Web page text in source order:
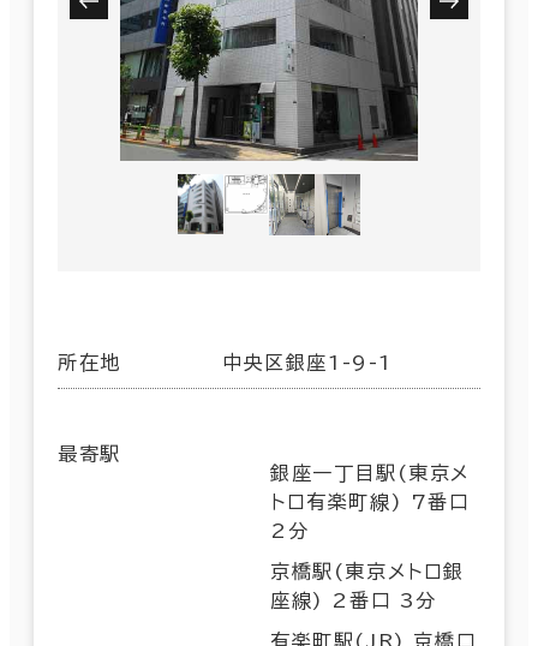
所在地 中央区銀座1-9-1
最寄駅
銀座一丁目駅(東京メ
トロ有楽町線) 7番口
2分
京橋駅(東京メトロ銀
座線) 2番口 3分
有楽町駅(JR) 京橋口